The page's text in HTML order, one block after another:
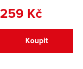
259 Kč
Koupit